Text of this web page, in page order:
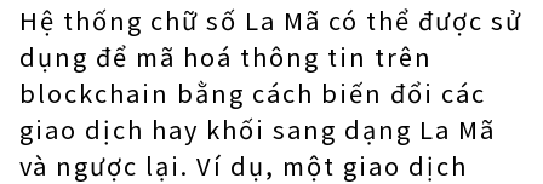
Hệ thống chữ số La Mã có thể được sử
dụng để mã hoá thông tin trên
blockchain bằng cách biến đổi các
giao dịch hay khối sang dạng La Mã
và ngược lại. Ví dụ, một giao dịch